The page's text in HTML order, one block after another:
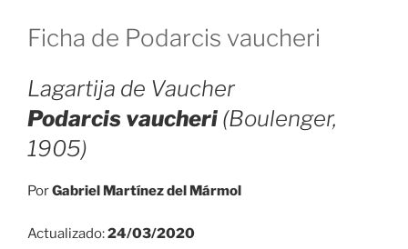
Ficha de Podarcis vaucheri
Lagartija de Vaucher
Podarcis vaucheri (Boulenger,
1905)
PorGabriel Martínez del Mármol
Actualizado:24/03/2020